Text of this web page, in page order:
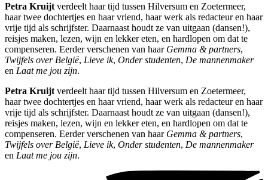
Petra Kruijt verdeelt haar tijd tussen Hilversum en Zoetermeer,
haar twee dochtertjes en haar vriend, haar werk als redacteur en haar
vrije tijd als schrijfster. Daarnaast houdt ze van uitgaan (dansen!),
reisjes maken, lezen, wijn en lekker eten, en hardlopen om dat te
compenseren. Eerder verschenen van haar Gemma & partners,
Twijfels over België, Lieve ik, Onder studenten, De mannenmaker
en Laat me jou zijn.
Petra Kruijt verdeelt haar tijd tussen Hilversum en Zoetermeer,
haar twee dochtertjes en haar vriend, haar werk als redacteur en haar
vrije tijd als schrijfster. Daarnaast houdt ze van uitgaan (dansen!),
reisjes maken, lezen, wijn en lekker eten, en hardlopen om dat te
compenseren. Eerder verschenen van haar Gemma & partners,
Twijfels over België, Lieve ik, Onder studenten, De mannenmaker
en Laat me jou zijn.